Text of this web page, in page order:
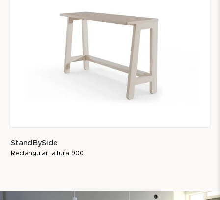
StandBySide
Rectangular, altura 900